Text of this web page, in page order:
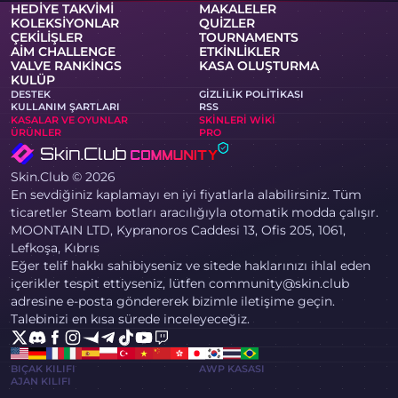
HEDIYE TAKVIMI
MAKALELER
KOLEKSIYONLAR
QUIZLER
ÇEKILIŞLER
TOURNAMENTS
AIM CHALLENGE
ETKINLIKLER
VALVE RANKINGS
KASA OLUŞTURMA
KULÜP
DESTEK
GIZLILIK POLITIKASI
KULLANIM ŞARTLARI
RSS
KASALAR VE OYUNLAR
SKINLERI WIKI
ÜRÜNLER
PRO
Skin.Club © 2026
En sevdiğiniz kaplamayı en iyi fiyatlarla alabilirsiniz. Tüm
ticaretler Steam botları aracılığıyla otomatik modda çalışır.
MOONTAIN LTD, Kypranoros Caddesi 13, Ofis 205, 1061,
Lefkoşa, Kıbrıs
Eğer telif hakkı sahibiyseniz ve sitede haklarınızı ihlal eden
içerikler tespit ettiyseniz, lütfen community@skin.club
adresine e-posta göndererek bizimle iletişime geçin.
Talebinizi en kısa sürede inceleyeceğiz.
BIÇAK KILIFI
AWP KASASI
AJAN KILIFI